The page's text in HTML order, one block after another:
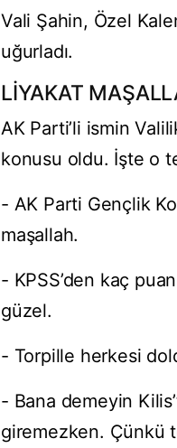
Vali Şahin, Özel
uğurladı.
LİYAKAT
AK Parti’li ismin
konusu oldu. İşte o
- AK Parti Gençlik
maşallah.
- KPSS’den kaç
güzel.
- Torpille herkesi
- Bana demeyin
giremezken. Çünkü